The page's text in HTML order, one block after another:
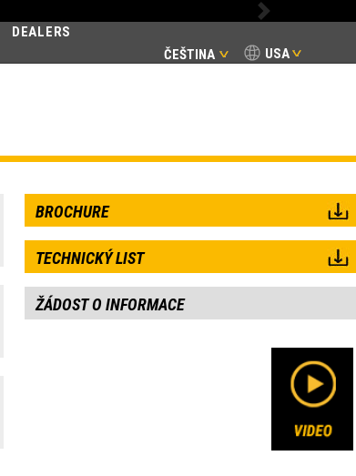
USA
ČEŠTINA
DEALERS
Next
BROCHURE
TECHNICKÝ LIST
ŽÁDOST O INFORMACE